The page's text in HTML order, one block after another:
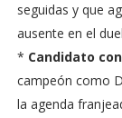
seguidas y que
ausente en el
* Candidato
campeón como
la agenda